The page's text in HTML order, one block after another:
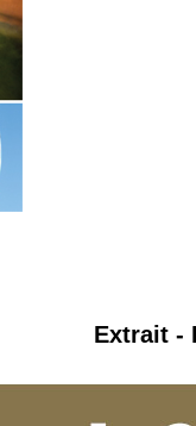
Extrait -